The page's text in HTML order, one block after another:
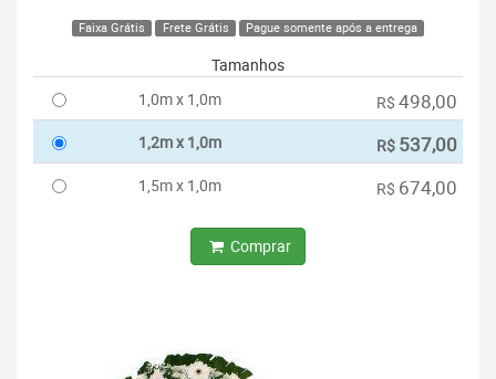
Faixa Grátis Frete Grátis Pague somente após a entrega
Tamanhos
1,0m x 1,0m
R$ 498,00
1,2m x 1,0m R$ 537,00
1,5m x 1,0m R$ 674,00
Comprar